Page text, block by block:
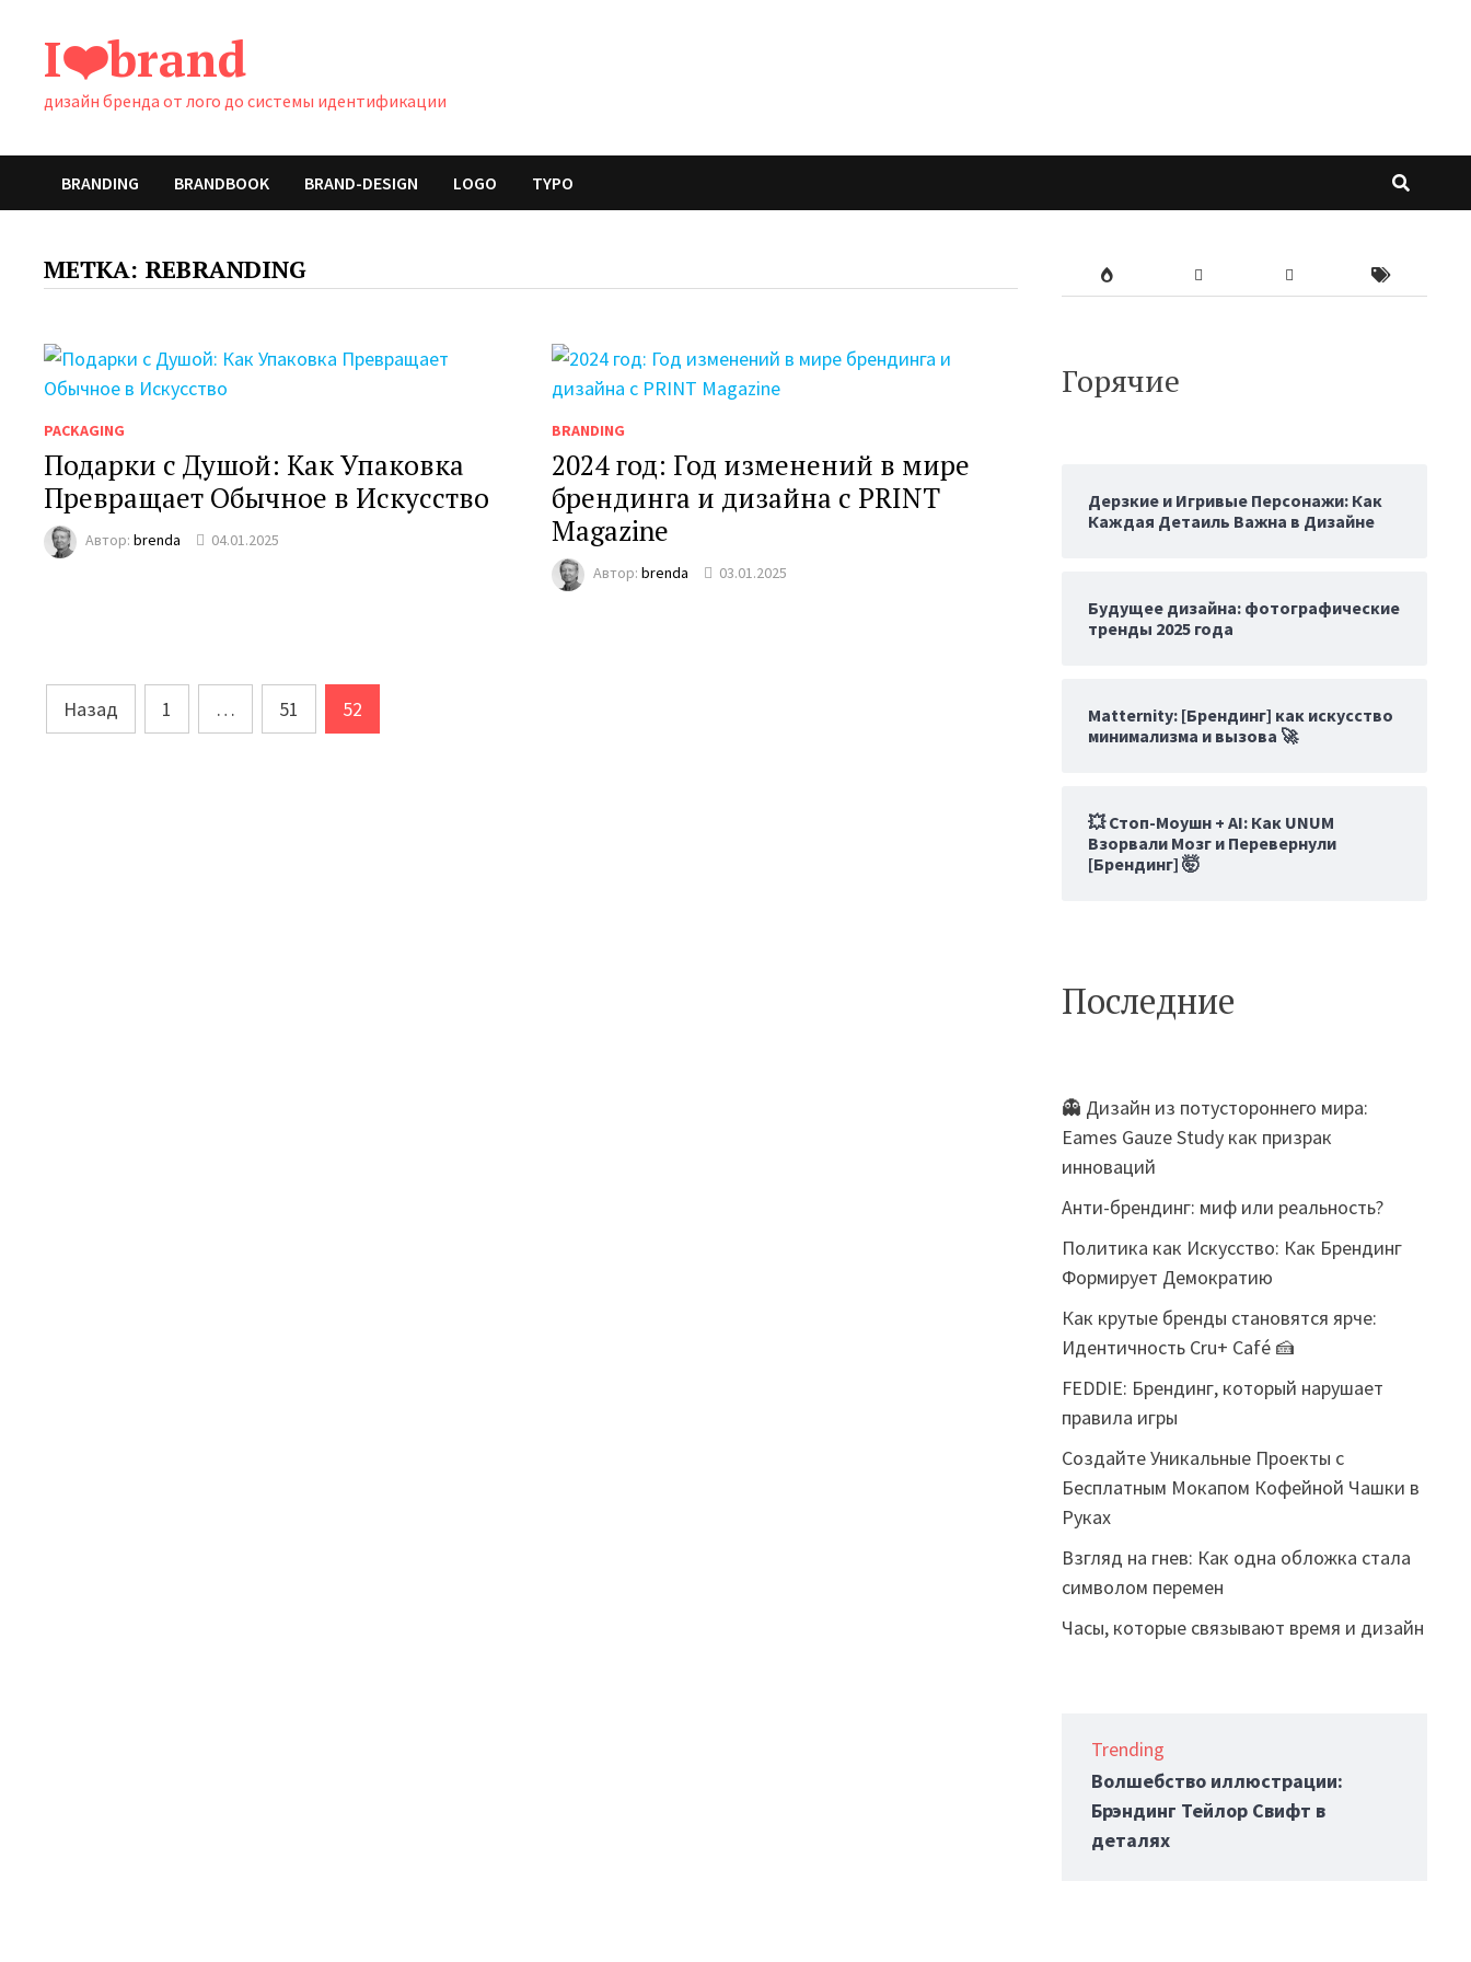
содержимому
I❤️brand
дизайн бренда от лого до системы идентификации
BRANDING BRANDBOOK BRAND-DESIGN LOGO TYPO
МЕТКА: REBRANDING
PACKAGING
Подарки с Душой: Как Упаковка
Превращает Обычное в Искусство
Автор:brenda 04.01.2025
BRANDING
2024 год: Год изменений в мире
брендинга и дизайна с PRINT
Magazine
Автор:brenda 03.01.2025
Пагинация
записей
Назад 1 … 51 52
Горячие
Дерзкие и Игривые Персонажи: Как
Каждая Детаиль Важна в Дизайне
Будущее дизайна: фотографические
тренды 2025 года
Matternity: [Брендинг] как искусство
минимализма и вызова 🚀
💥 Стоп-Моушн + AI: Как UNUM
Взорвали Мозг и Перевернули
[Брендинг] 🤯
Последние
👻 Дизайн из потустороннего мира:
Eames Gauze Study как призрак
инноваций
Анти-брендинг: миф или реальность?
Политика как Искусство: Как Брендинг
Формирует Демократию
Как крутые бренды становятся ярче:
Идентичность Cru+ Café 🍰
FEDDIE: Брендинг, который нарушает
правила игры
Создайте Уникальные Проекты с
Бесплатным Мокапом Кофейной Чашки в
Руках
Взгляд на гнев: Как одна обложка стала
символом перемен
Часы, которые связывают время и дизайн
Trending
Волшебство иллюстрации:
Брэндинг Тейлор Свифт в
деталях